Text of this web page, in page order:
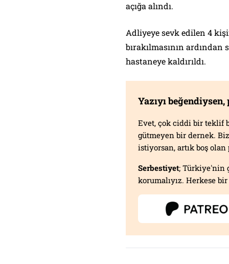
açığa alındı.
Adliyeye sevk edilen 4
bırakılmasının
hastaneye kaldırıldı.
Yazıyı
Evet, çok ciddi bir teklif
gütmeyen bir dernek.
istiyorsan, artık boş
Serbestiyet; Türkiye'nin
korumalıyız. Herkese